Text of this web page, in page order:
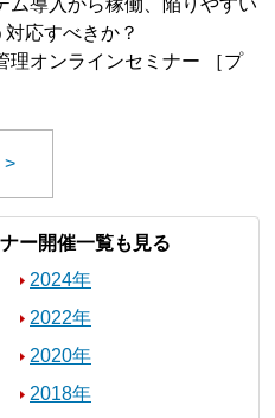
応すべきか？
オンラインセミナー ［プ
>
ー開催一覧も見る
2024年
2022年
2020年
2018年